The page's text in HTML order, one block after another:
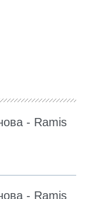
- Ramis
- Ramis